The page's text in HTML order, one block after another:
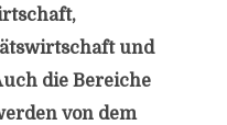
und
die Bereiche
von dem